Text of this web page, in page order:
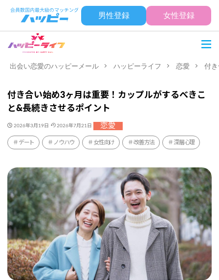
男性登録 女性登録
出会い恋愛のハッピーメール ハッピーライフ 恋愛 付
付き合い始め3ヶ月は重要！カップルがするべきこ
と&長続きさせるポイント
2026年3月19日 2026年7月21日 恋愛
デート ノウハウ 女性向け 改善方法 深層心理